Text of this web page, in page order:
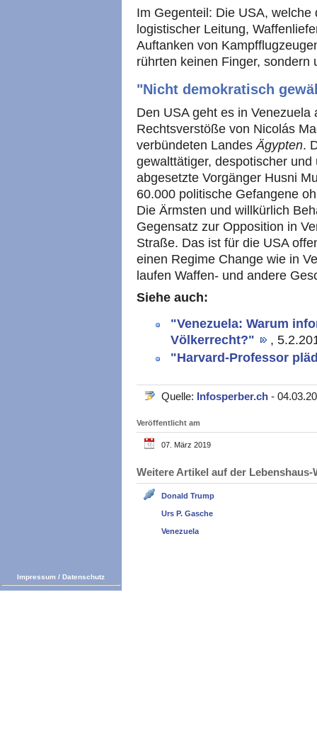
Im Gegenteil: Die USA,
logistischer Leitung,
Auftanken von
rührten keinen Finger,
"Nicht demokratisch
Den USA geht es in
Rechtsverstöße von Nicolás
verbündeten LandesÄgypten.
gewalttätiger, despotischer
abgesetzte Vorgänger Husni
60.000 politische Gefangene
Die Ärmsten und willkürlich
Gegensatz zur Opposition in
Straße. Das ist für die USA
einen Regime Change wie in
laufen Waffen- und andere
Siehe auch:
"Venezuela: Warum
Völkerrecht?"
,
"Harvard-Professor
Quelle: Infosperber.ch -
Veröffentlicht am
07. März 2019
Weitere Artikel auf der
Donald Trump
Urs P. Gasche
Venezuela
Impressum / Datenschutz